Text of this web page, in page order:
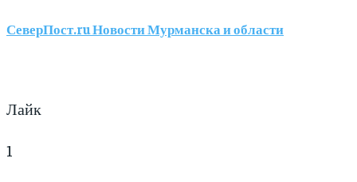
СеверПост.ru Новости Мурманска и области
Лайк
1